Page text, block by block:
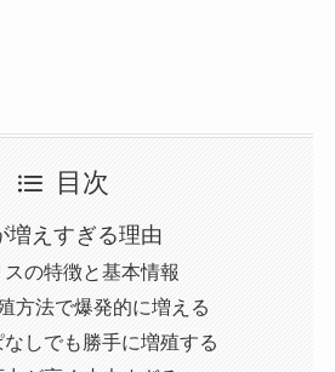
目次
増えすぎる理由
の特徴と基本情報
方法で爆発的に増える
しでも勝手に増殖する